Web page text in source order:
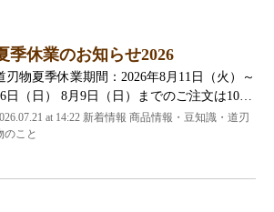
季休業のお知らせ2026
刃物夏季休業期間：2026年8月11日（火）～
日（日） 8月9日（日）までのご注文は10…
at 14:22 新着情報 商品情報・豆知識・道刃
のこと